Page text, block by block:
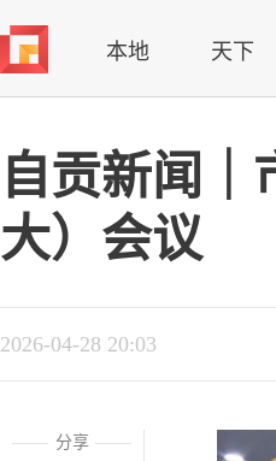
本地 天下
自贡新闻
大）会议
2026-04-28 20:03
分享